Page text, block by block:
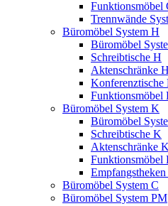
Funktionsmöbel
Trennwände
Büromöbel System H
Büromöbel
Schreibtische H
Aktenschränke H
Konferenztische
Funktionsmöbel
Büromöbel System K
Büromöbel
Schreibtische K
Aktenschränke K
Funktionsmöbel
Büromöbel System C
Büromöbel System PM